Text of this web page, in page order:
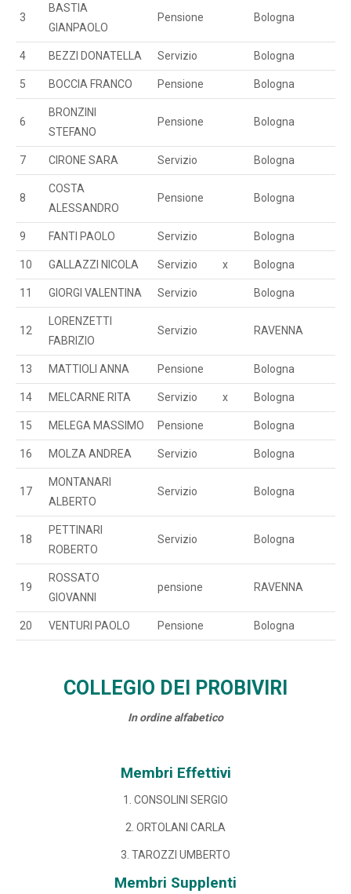
3
BASTIA
GIANPAOLO
Pensione Bologna
4 BEZZI DONATELLA Servizio Bologna
5 BOCCIA FRANCO Pensione Bologna
6
BRONZINI
STEFANO
Pensione Bologna
7 CIRONE SARA Servizio Bologna
8
COSTA
ALESSANDRO
Pensione Bologna
9 FANTI PAOLO Servizio Bologna
10 GALLAZZI NICOLA Servizio x Bologna
11 GIORGI VALENTINA Servizio Bologna
12
LORENZETTI
FABRIZIO
Servizio RAVENNA
13 MATTIOLI ANNA Pensione Bologna
14 MELCARNE RITA Servizio x Bologna
15 MELEGA MASSIMO Pensione Bologna
16 MOLZA ANDREA Servizio Bologna
17
MONTANARI
ALBERTO
Servizio Bologna
18
PETTINARI
ROBERTO
Servizio Bologna
19
ROSSATO
GIOVANNI
pensione RAVENNA
20 VENTURI PAOLO Pensione Bologna
COLLEGIO DEI PROBIVIRI
In ordine alfabetico
Membri Effettivi
1. CONSOLINI SERGIO
2. ORTOLANI CARLA
3. TAROZZI UMBERTO
Membri Supplenti